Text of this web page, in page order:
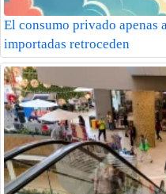
El consumo privado apenas
importadas retroceden